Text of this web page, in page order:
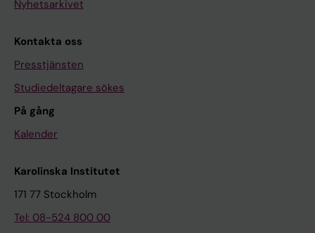
Nyhetsarkivet
Kontakta oss
Presstjänsten
Studiedeltagare sökes
På gång
Kalender
Karolinska Institutet
171 77 Stockholm
Tel: 08-524 800 00